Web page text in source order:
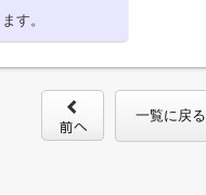
す。
一覧に戻る